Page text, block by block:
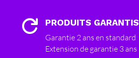
 PRODUITS GARANTIS
Garantie 2 ans en standard
Extension de garantie 3 ans